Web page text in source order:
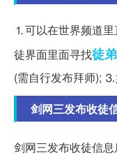
⒈可以在世界频道
徒界面里面寻找徒弟
(需自行发布拜师);
剑网三发布收徒
剑网三发布收徒信